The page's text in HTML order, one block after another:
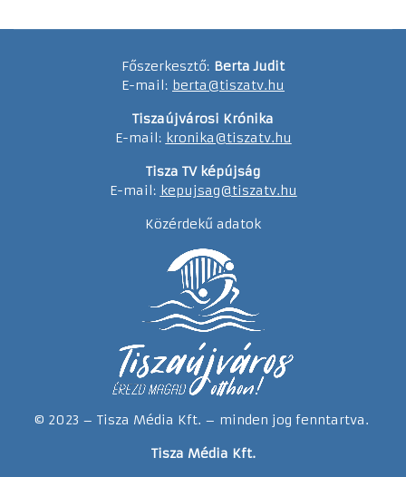
Főszerkesztő: Berta Judit
E-mail: berta@tiszatv.hu
Tiszaújvárosi Krónika
E-mail: kronika@tiszatv.hu
Tisza TV képújság
E-mail: kepujsag@tiszatv.hu
Közérdekű adatok
© 2023 – Tisza Média Kft. – minden jog fenntartva.
Tisza Média Kft.